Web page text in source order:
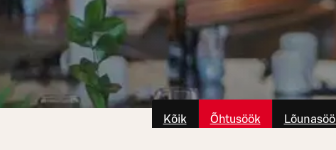
Kõik Õhtusöök